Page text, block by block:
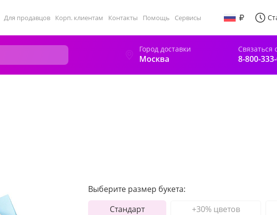
Для продавцов Корп. клиентам Контакты Помощь Сервисы
Город доставки
Москва
Связаться
8-800-
Выберите размер букета:
Стандарт
+30% цветов